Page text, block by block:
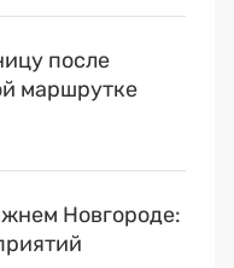
после
маршрутке
Новгороде: